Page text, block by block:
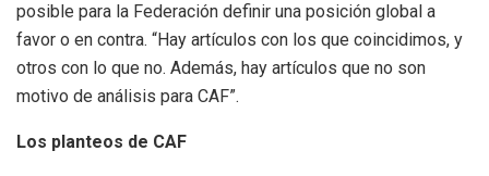
posible para la Federación definir una posición global a
favor o en contra. “Hay artículos con los que coincidimos, y
otros con lo que no. Además, hay artículos que no son
motivo de análisis para CAF”.
Los planteos de CAF